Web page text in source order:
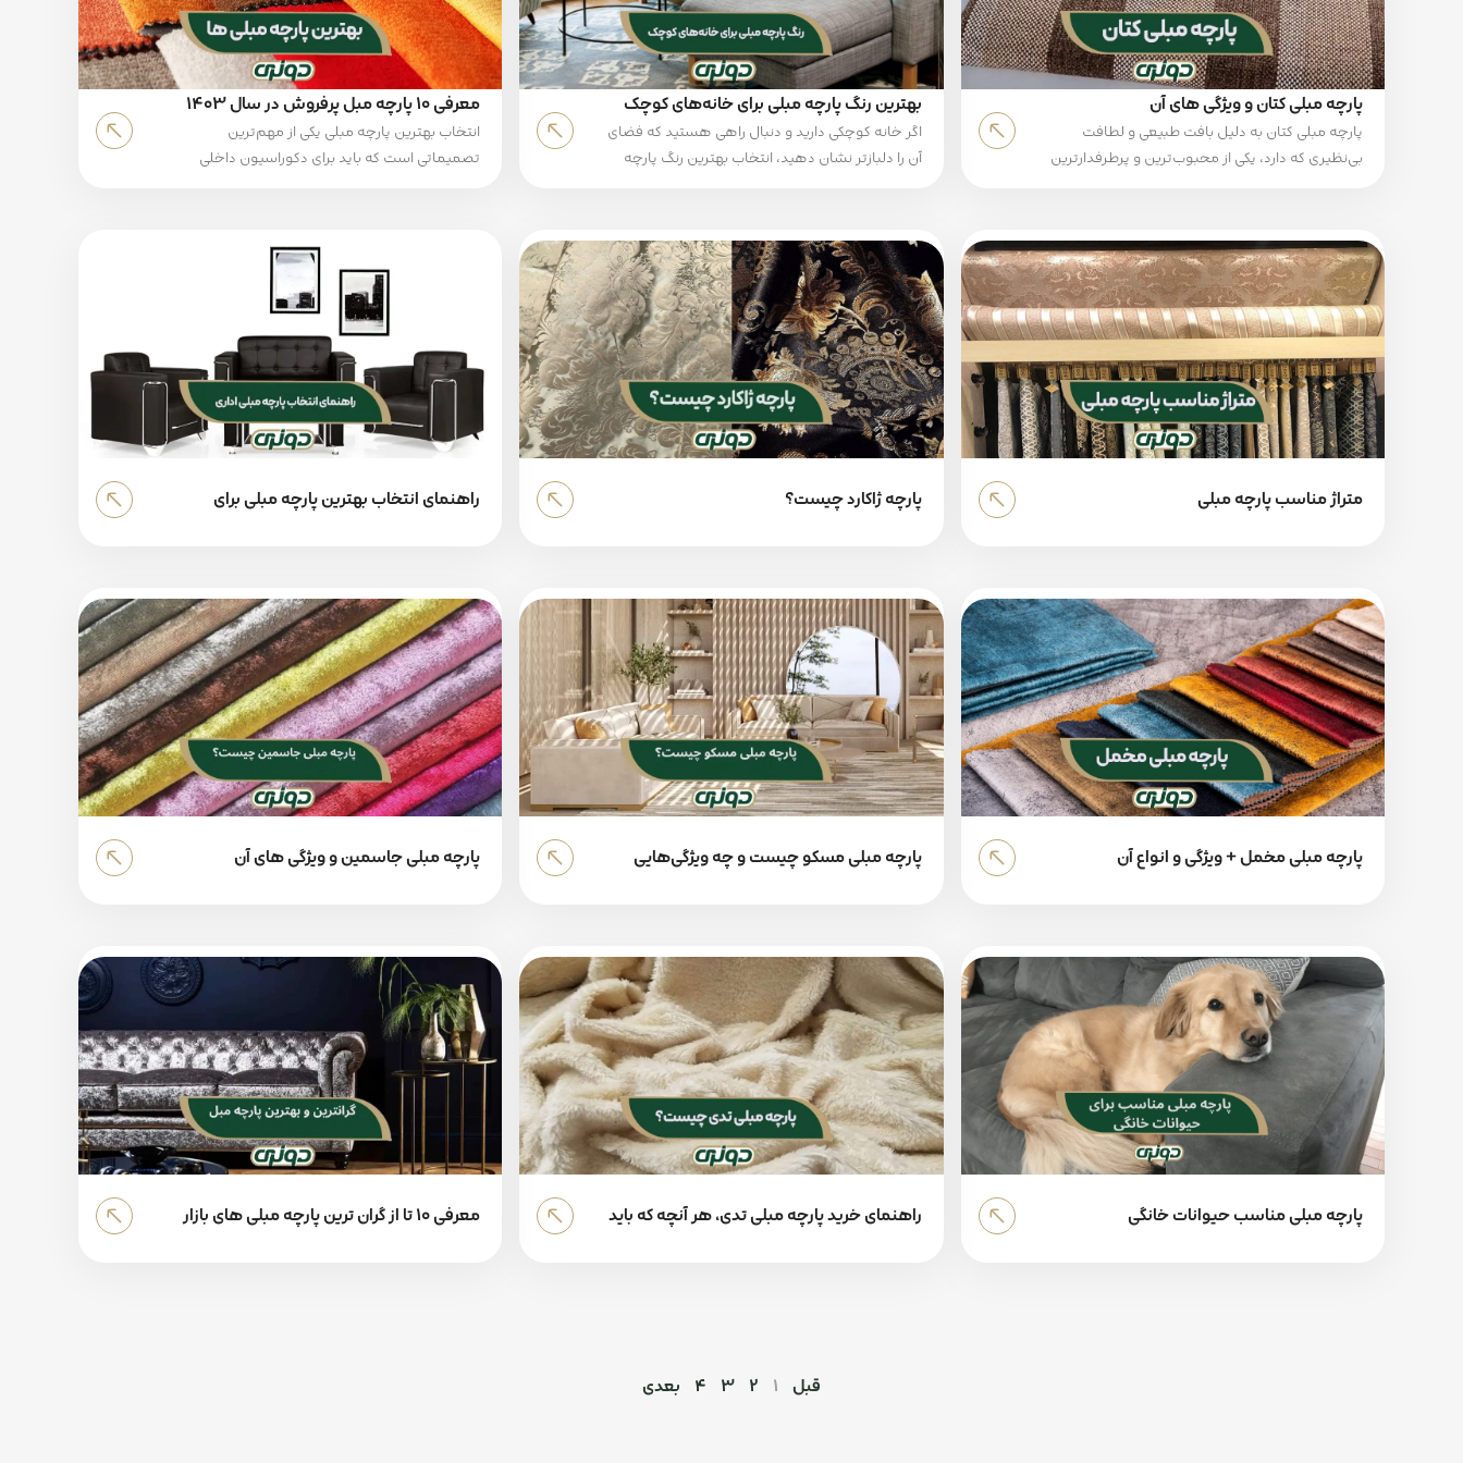
پارچه مبلی کتان و ویژگی های آن
پارچه مبلی کتان به دلیل بافت طبیعی و لطافت
بی‌نظیری که دارد، یکی از محبوب‌ترین و پرطرفدارترین
باعث شده ویژگی‌های منحصربه‌فردی همچون
تنفس پذیری عالی، نرمی و دوام و مقاومت بالا در
برابر سایش داشته باشد. علاوه بر این، به دلیل ضد
آلرژی بودن و سازگاری با محیط زیست، انتخابی عالی
برای افرادی است که پارچه مبلی طبیعی و سالم
می‌خواهند.
بهترین رنگ پارچه مبلی برای خانه‌های کوچک
2025
اگر خانه کوچکی دارید و دنبال راهی هستید که فضای
آن را دلبازتر نشان دهید، انتخاب بهترین رنگ پارچه
ما نسبت به اندازه فضا دارد. رنگ‌های روشن و ملایم
می‌توانند نور را بهتر بازتاب دهند و به همین دلیل،
محیط خانه را بزرگ‌تر از آنچه هست نشان دهند.
معرفی 10 پارچه مبل پرفروش در سال 1403
انتخاب بهترین پارچه مبلی یکی از مهم‌ترین
تصمیماتی است که باید برای دکوراسیون داخلی
پارچه ها به دلایلی همچون دوام بالا و زیبایی، بیشتر
از سایرین مورد توجه قرار گرفته‌اند.
متراژ مناسب پارچه مبلی پارچه ژاکارد چیست؟
راهنمای انتخاب بهترین پارچه مبلی برای
پارچه مبلی مخمل + ویژگی و انواع آن
پارچه مبلی مسکو چیست و چه ویژگی‌هایی
پارچه مبلی جاسمین و ویژگی های آن
پارچه مبلی مناسب حیوانات خانگی
راهنمای خرید پارچه مبلی تدی، هر آنچه که باید
معرفی 10 تا از گران ترین پارچه مبلی های بازار
قبل 1
2
3
4 بعدی